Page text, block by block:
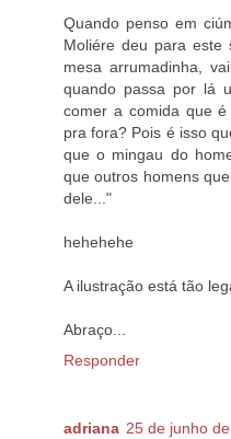
Quando penso em
Moliére deu para este
mesa arrumadinha,
quando passa por lá
comer a comida que
pra fora? Pois é isso
que o mingau do
que outros homens
dele..."
hehehehe
A ilustração está tão
Abraço...
Responder
adriana 25 de junho